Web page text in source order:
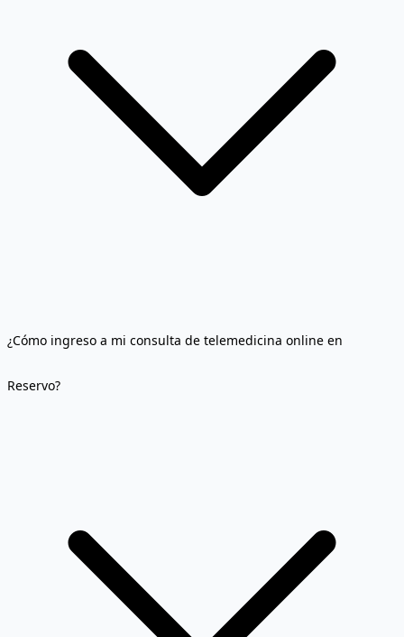
¿Cómo ingreso a mi consulta de telemedicina online en
Reservo?